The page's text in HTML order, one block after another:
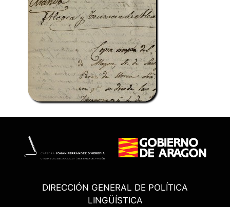
DIRECCIÓN GENERAL DE POLÍTICA
LINGÜÍSTICA